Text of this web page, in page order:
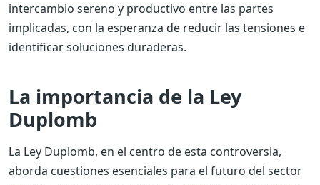
intercambio sereno y productivo entre las partes
implicadas, con la esperanza de reducir las tensiones e
identificar soluciones duraderas.
La importancia de la Ley
Duplomb
La Ley Duplomb, en el centro de esta controversia,
aborda cuestiones esenciales para el futuro del sector